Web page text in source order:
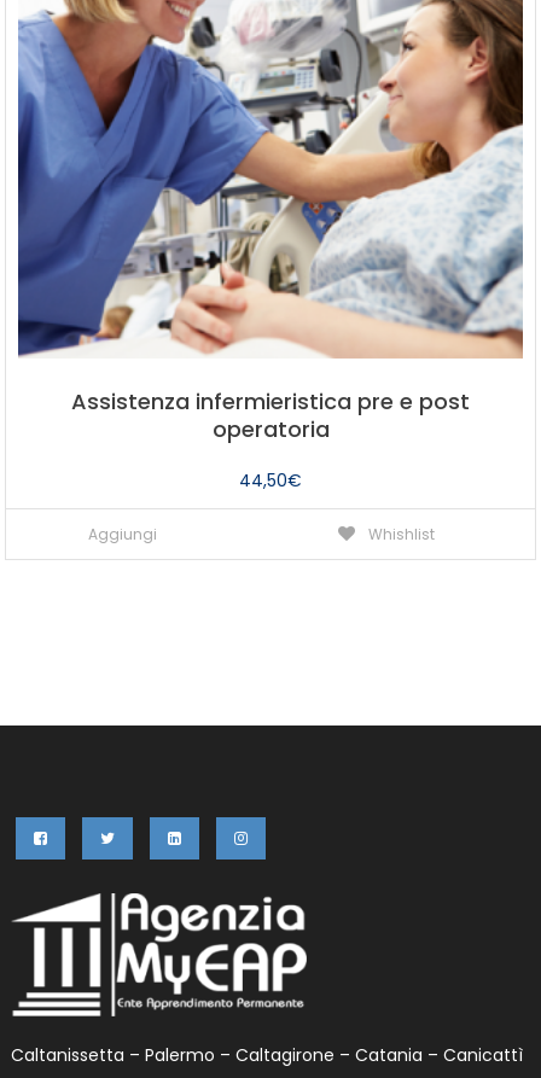
Assistenza infermieristica pre e post
operatoria
44,50€
Aggiungi Whishlist
Caltanissetta – Palermo – Caltagirone – Catania – Canicattì